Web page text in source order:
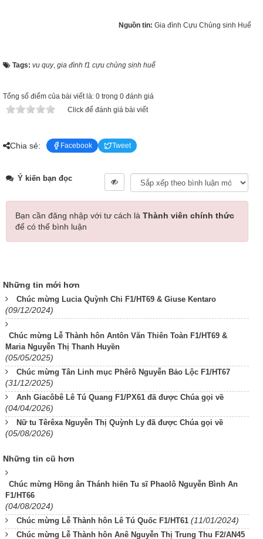
Nguồn tin: Gia đình Cựu Chủng sinh Huế
Tags: vu quy, gia đình f1 cựu chủng sinh huế
Tổng số điểm của bài viết là: 0 trong 0 đánh giá
Click để đánh giá bài viết
Chia sẻ: Facebook Tweet
Ý kiến bạn đọc
Bạn cần đăng nhập với tư cách là Thành viên chính thức
để có thể bình luận
Những tin mới hơn
Chúc mừng Lucia Quỳnh Chi F1/HT69 & Giuse Kentaro
(09/12/2024)
Chúc mừng Lễ Thành hôn Antôn Văn Thiên Toàn F1/HT69 &
Maria Nguyễn Thị Thanh Huyền
(05/05/2025)
Chúc mừng Tân Linh mục Phêrô Nguyễn Bảo Lộc F1/HT67
(31/12/2025)
Anh Giacôbê Lê Tú Quang F1/PX61 đã được Chúa gọi về
(04/04/2026)
Nữ tu Têrêxa Nguyễn Thị Quỳnh Ly đã được Chúa gọi về
(05/08/2026)
Những tin cũ hơn
Chúc mừng Hồng ân Thánh hiến Tu sĩ Phaolô Nguyễn Bình An
F1/HT66
(04/08/2024)
Chúc mừng Lễ Thành hôn Lê Tú Quốc F1/HT61 (11/01/2024)
Chúc mừng Lễ Thành hôn Anê Nguyễn Thị Trung Thu F2/AN45